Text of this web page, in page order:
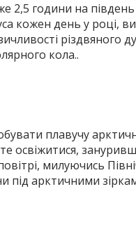
години на південь
кожен день у
різдвяного
кола..
плавучу
освіжитися,
милуючись
під арктичними